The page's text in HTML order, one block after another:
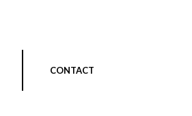
CONTACT